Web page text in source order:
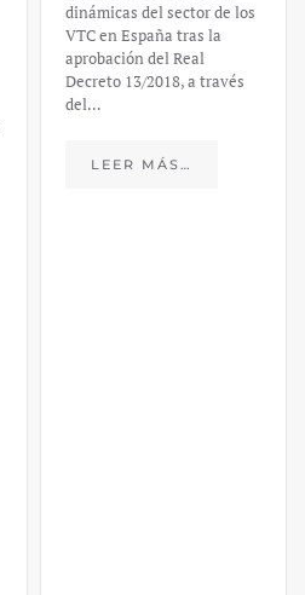
dinámicas del sector de los
VTC en España tras la
aprobación del Real
Decreto 13/2018, a través
del…
LEER MÁS…